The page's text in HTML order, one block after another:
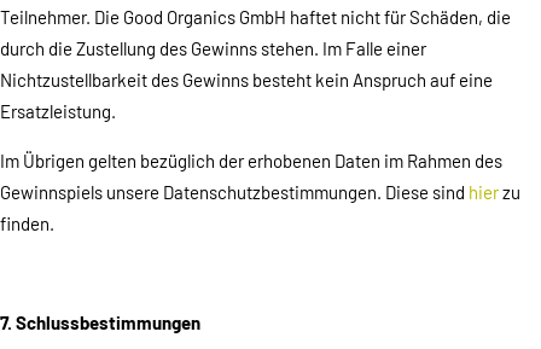
Teilnehmer. Die Good Organics GmbH haftet nicht für Schäden, die
durch die Zustellung des Gewinns stehen. Im Falle einer
Nichtzustellbarkeit des Gewinns besteht kein Anspruch auf eine
Ersatzleistung.
Im Übrigen gelten bezüglich der erhobenen Daten im Rahmen des
Gewinnspiels unsere Datenschutzbestimmungen. Diese sind hierzu
finden.
7. Schlussbestimmungen